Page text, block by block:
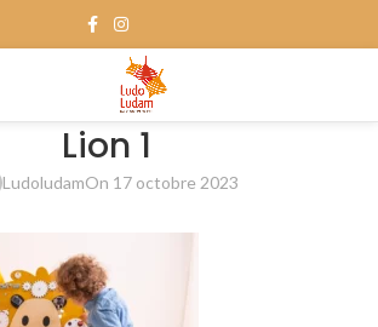
Lion 1
LudoludamOn 17 octobre 2023